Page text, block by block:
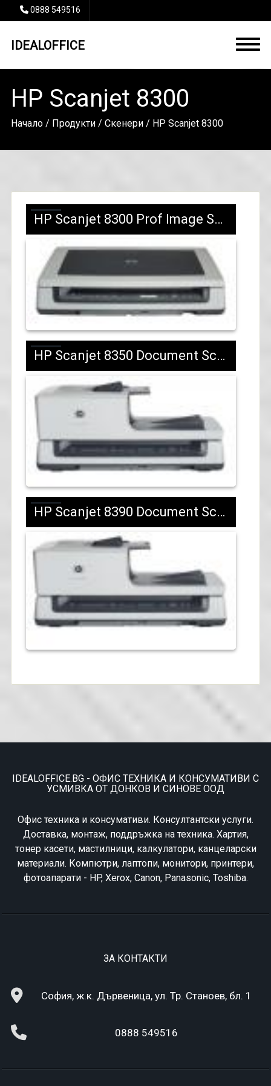
0888 549516
IDEALOFFICE
HP Scanjet 8300
Начало/ Продукти/ Скенери/ HP Scanjet 8300
HP Scanjet 8300 Prof Image Scanner/L1960A/888 лв с ДДС
HP Scanjet 8350 Document Scanner/L1961A/2667 лв с ДДС
HP Scanjet 8390 Document Scanner/L1962A/3552 лв с ДДС
IDEALOFFICE.BG - ОФИС ТЕХНИКА И КОНСУМАТИВИ С
УСМИВКА ОТ ДОНКОВ И СИНОВЕ ООД
Офис техника и консумативи. Консултантски услуги.
Доставка, монтаж, поддръжка на техника. Хартия,
тонер касети, мастилници, калкулатори, канцеларски
материали. Компютри, лаптопи, монитори, принтери,
фотоапарати - HP, Xerox, Canon, Panasonic, Toshiba.
ЗА КОНТАКТИ
София, ж.к. Дървеница, ул. Тр. Станоев, бл. 1
0888 549516